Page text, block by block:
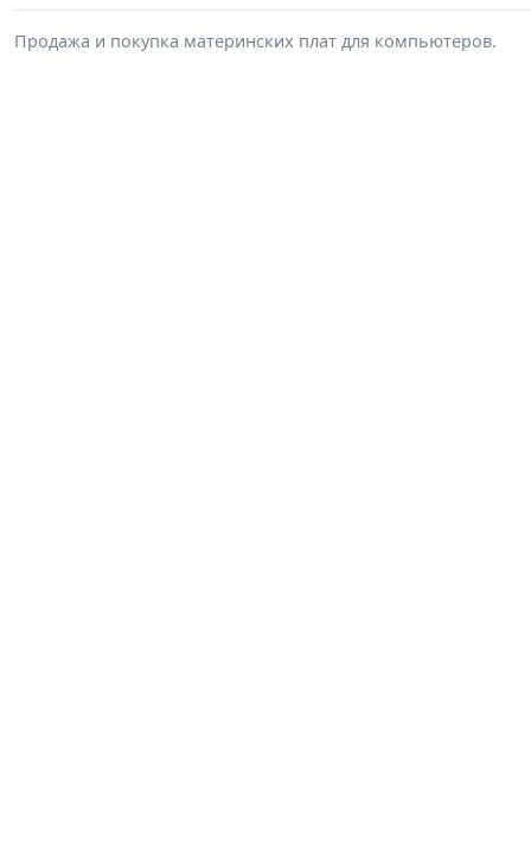
Продажа и покупка материнских плат для компьютеров.